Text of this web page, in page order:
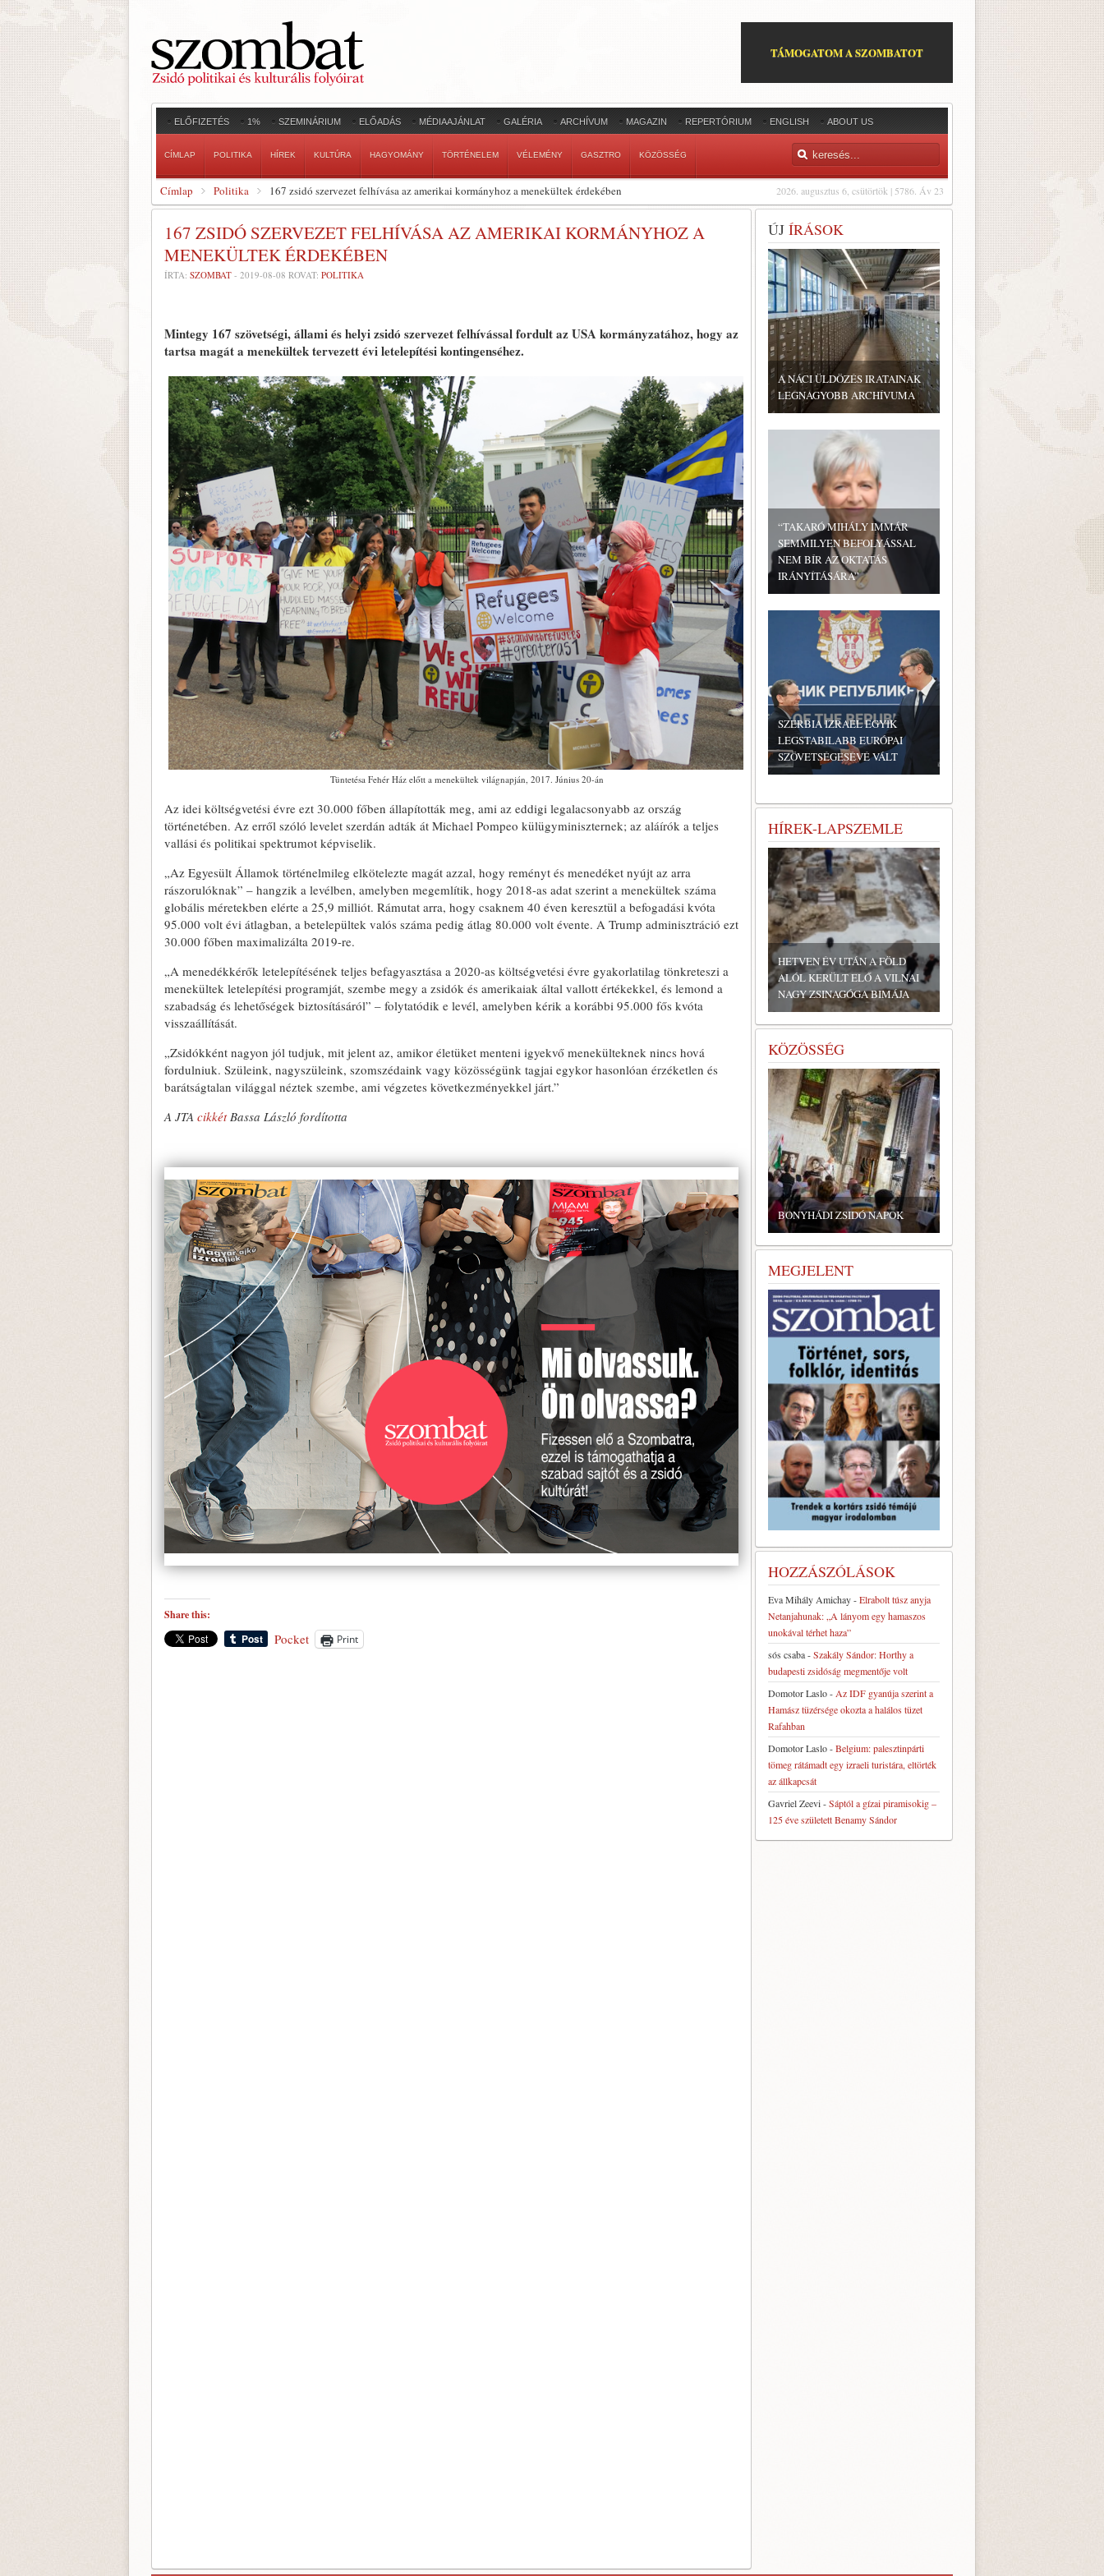
TÁMOGATOM A SZOMBATOT
ELŐFIZETÉS 1% SZEMINÁRIUM ELŐADÁS MÉDIAAJÁNLAT GALÉRIA ARCHÍVUM MAGAZIN REPERTÓRIUM ENGLISH ABOUT US
CÍMLAP POLITIKA HÍREK KULTÚRA HAGYOMÁNY TÖRTÉNELEM VÉLEMÉNY GASZTRO KÖZÖSSÉG
2026. augusztus 6, csütörtök | 5786. Áv 23
Címlap Politika 167 zsidó szervezet felhívása az amerikai kormányhoz a menekültek érdekében
167 ZSIDÓ SZERVEZET FELHÍVÁSA AZ AMERIKAI KORMÁNYHOZ A
MENEKÜLTEK ÉRDEKÉBEN
ÍRTA: SZOMBAT - 2019-08-08 ROVAT: POLITIKA
Mintegy 167 szövetségi, állami és helyi zsidó szervezet felhívással fordult az USA kormányzatához, hogy az
tartsa magát a menekültek tervezett évi letelepítési kontingenséhez.
Tüntetésa Fehér Ház előtt a menekültek világnapján, 2017. Június 20-án
Az idei költségvetési évre ezt 30.000 főben állapították meg, ami az eddigi legalacsonyabb az ország
történetében. Az erről szóló levelet szerdán adták át Michael Pompeo külügyminiszternek; az aláírók a teljes
vallási és politikai spektrumot képviselik.
„Az Egyesült Államok történelmileg elkötelezte magát azzal, hogy reményt és menedéket nyújt az arra
rászorulóknak” – hangzik a levélben, amelyben megemlítik, hogy 2018-as adat szerint a menekültek száma
globális méretekben elérte a 25,9 milliót. Rámutat arra, hogy csaknem 40 éven keresztül a befogadási kvóta
95.000 volt évi átlagban, a betelepültek valós száma pedig átlag 80.000 volt évente. A Trump adminisztráció ezt
30.000 főben maximalizálta 2019-re.
„A menedékkérők letelepítésének teljes befagyasztása a 2020-as költségvetési évre gyakorlatilag tönkreteszi a
menekültek letelepítési programját, szembe megy a zsidók és amerikaiak által vallott értékekkel, és lemond a
szabadság és lehetőségek biztosításáról” – folytatódik e levél, amelyben kérik a korábbi 95.000 fős kvóta
visszaállítását.
„Zsidókként nagyon jól tudjuk, mit jelent az, amikor életüket menteni igyekvő menekülteknek nincs hová
fordulniuk. Szüleink, nagyszüleink, szomszédaink vagy közösségünk tagjai egykor hasonlóan érzéketlen és
barátságtalan világgal néztek szembe, ami végzetes következményekkel járt.”
A JTA cikkétBassa László fordította
Share this:
Pocket Print
ÚJ ÍRÁSOK
A NÁCI ÜLDÖZÉS IRATAINAK
LEGNAGYOBB ARCHÍVUMA
“TAKARÓ MIHÁLY IMMÁR
SEMMILYEN BEFOLYÁSSAL
NEM BÍR AZ OKTATÁS
IRÁNYÍTÁSÁRA”
SZERBIA IZRAEL EGYIK
LEGSTABILABB EURÓPAI
SZÖVETSÉGESÉVÉ VÁLT
HÍREK-LAPSZEMLE
HETVEN ÉV UTÁN A FÖLD
ALÓL KERÜLT ELŐ A VILNAI
NAGY ZSINAGÓGA BIMÁJA
KÖZÖSSÉG
BONYHÁDI ZSIDÓ NAPOK
MEGJELENT
HOZZÁSZÓLÁSOK
Eva Mihály Amichay-Elrabolt túsz anyja
Netanjahunak: „A lányom egy hamaszos
unokával térhet haza”
sós csaba-Szakály Sándor: Horthy a
budapesti zsidóság megmentője volt
Domotor Laslo- Az IDF gyanúja szerint a
Hamász tüzérsége okozta a halálos tüzet
Rafahban
Domotor Laslo-Belgium: palesztinpárti
tömeg rátámadt egy izraeli turistára, eltörték
az állkapcsát
Gavriel Zeevi-Sáptól a gízai piramisokig –
125 éve született Benamy Sándor